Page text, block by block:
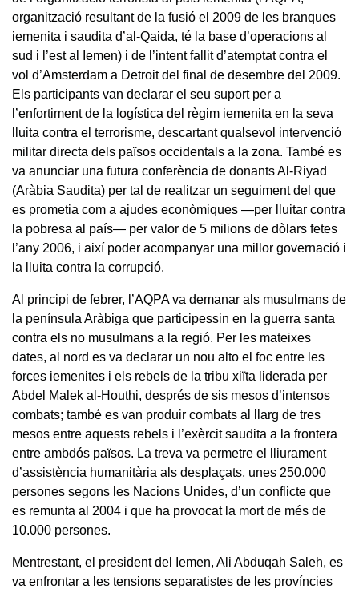
organització resultant de la fusió el 2009 de les branques
iemenita i saudita d’al-Qaida, té la base d’operacions al
sud i l’est al Iemen) i de l’intent fallit d’atemptat contra el
vol d’Amsterdam a Detroit del final de desembre del 2009.
Els participants van declarar el seu suport per a
l’enfortiment de la logística del règim iemenita en la seva
lluita contra el terrorisme, descartant qualsevol intervenció
militar directa dels països occidentals a la zona. També es
va anunciar una futura conferència de donants Al-Riyad
(Aràbia Saudita) per tal de realitzar un seguiment del que
es prometia com a ajudes econòmiques —per lluitar contra
la pobresa al país— per valor de 5 milions de dòlars fetes
l’any 2006, i així poder acompanyar una millor governació i
la lluita contra la corrupció.
Al principi de febrer, l’AQPA va demanar als musulmans de
la península Aràbiga que participessin en la guerra santa
contra els no musulmans a la regió. Per les mateixes
dates, al nord es va declarar un nou alto el foc entre les
forces iemenites i els rebels de la tribu xiïta liderada per
Abdel Malek al-Houthi, després de sis mesos d’intensos
combats; també es van produir combats al llarg de tres
mesos entre aquests rebels i l’exèrcit saudita a la frontera
entre ambdós països. La treva va permetre el lliurament
d’assistència humanitària als desplaçats, unes 250.000
persones segons les Nacions Unides, d’un conflicte que
es remunta al 2004 i que ha provocat la mort de més de
10.000 persones.
Mentrestant, el president del Iemen, Ali Abduqah Saleh, es
va enfrontar a les tensions separatistes de les províncies